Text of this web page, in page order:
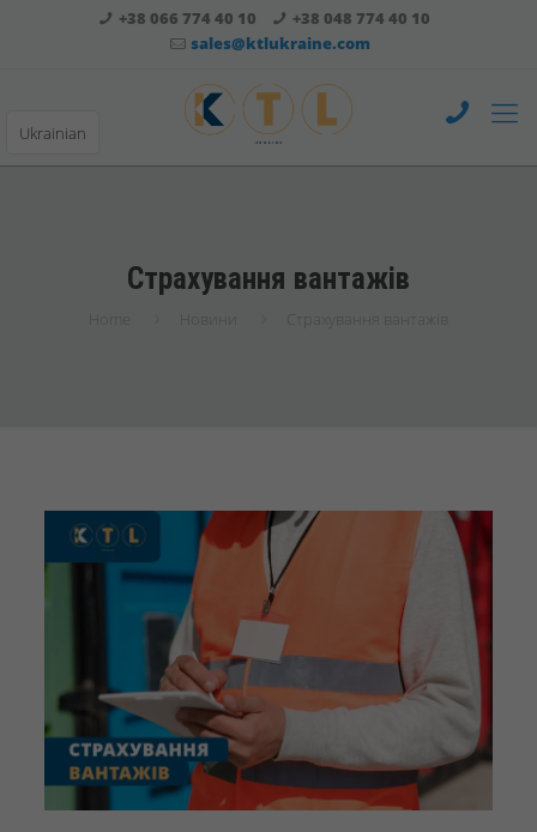
+38 066 774 40 10
+38 048 774 40 10
sales@ktlukraine.com
Ukrainian
Страхування вантажів
Home Новини